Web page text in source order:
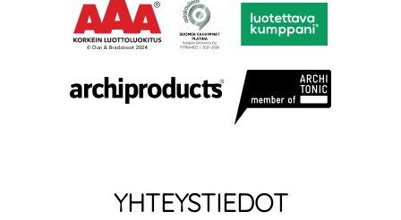
YHTEYSTIEDOT